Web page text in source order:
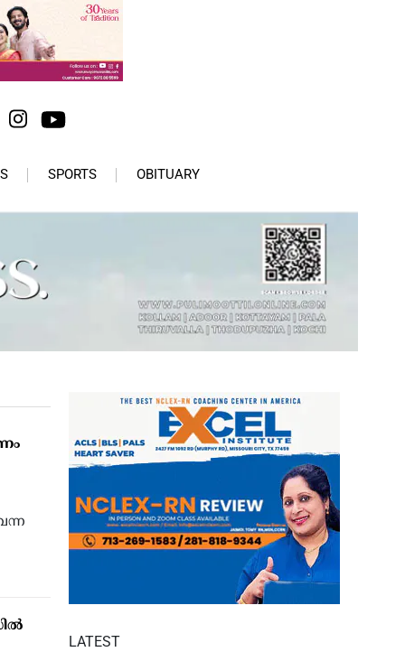
SPORTS OBITUARY
LATEST